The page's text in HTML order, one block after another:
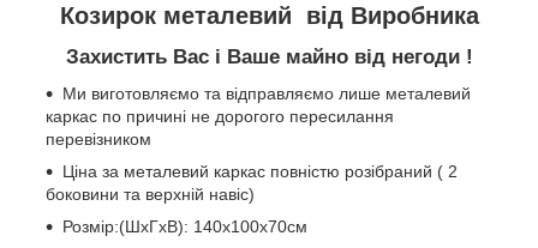
Козирок металевий від Виробника
Захистить Вас і Ваше майно від негоди !
Ми виготовляємо та відправляємо лише металевий
каркас по причині не дорогого пересилання
перевізником
Ціна за металевий каркас повністю розібраний ( 2
боковини та верхній навіс)
Розмір:(ШхГхВ): 140х100х70см